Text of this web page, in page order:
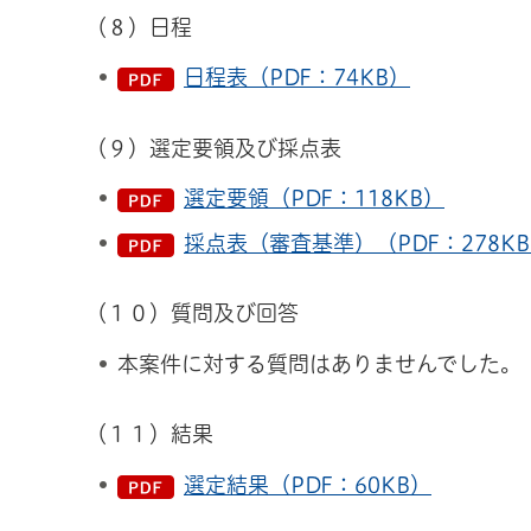
（８）日程
日程表（PDF：74KB）
（９）選定要領及び採点表
選定要領（PDF：118KB）
採点表（審査基準）（PDF：
（１０）質問及び回答
本案件に対する質問はありませんでした。
（１１）結果
選定結果（PDF：60KB）